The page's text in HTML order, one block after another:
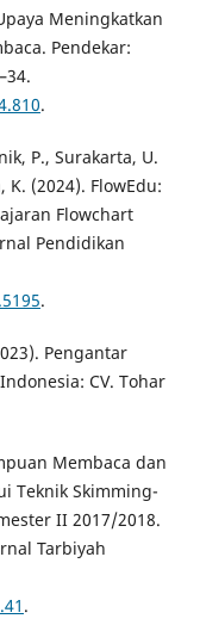
Meningkatkan
Pendekar:
.
P., Surakarta, U.
K. (2024). FlowEdu:
Flowchart
Pendidikan
.
Pengantar
CV. Tohar
Membaca dan
Teknik Skimming-
II 2017/2018.
Tarbiyah
.